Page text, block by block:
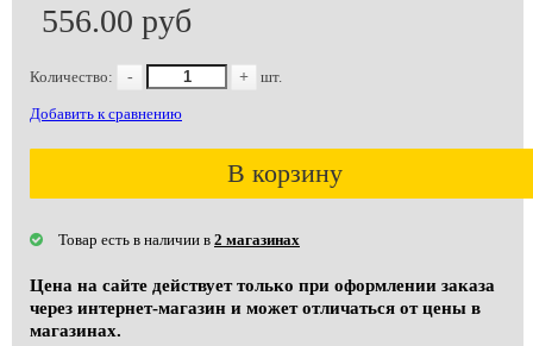
556.00 руб
Количество: - + шт.
Добавить к сравнению
В корзину
Товар есть в наличии в 2 магазинах
Цена на сайте действует только при оформлении заказа
через интернет-магазин и может отличаться от цены в
магазинах.